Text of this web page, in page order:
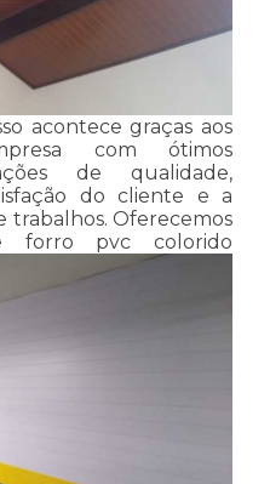
acontece graças aos
com ótimos
de qualidade,
do cliente e a
trabalhos. Oferecemos
forro pvc colorido